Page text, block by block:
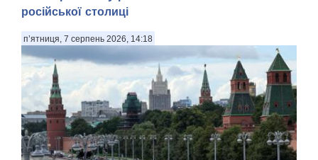
російської столиці
п’ятниця, 7 серпень 2026, 14:18